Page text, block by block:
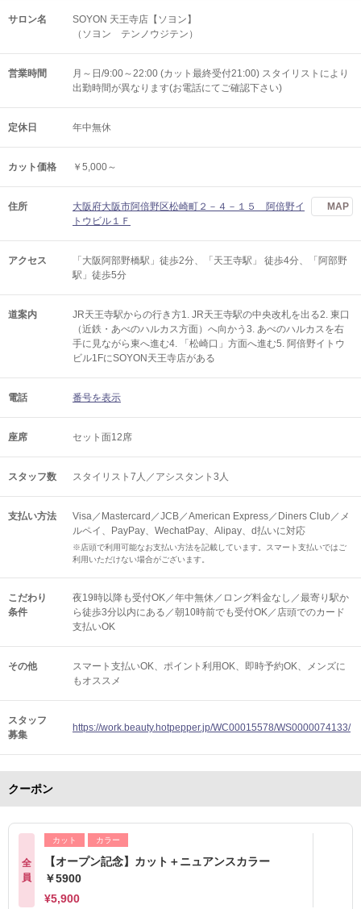
サロン名
SOYON 天王寺店【ソヨン】
（ソヨン テンノウジテン）
営業時間
月～日/9:00～22:00 (カット最終受付21:00) スタイリストにより
出勤時間が異なります(お電話にてご確認下さい)
定休日 年中無休
カット価格 ￥5,000～
住所
大阪府大阪市阿倍野区松崎町２－４－１５ 阿倍野イ
トウビル１Ｆ
MAP
アクセス
「大阪阿部野橋駅」徒歩2分、「天王寺駅」 徒歩4分、「阿部野
駅」徒歩5分
道案内
JR天王寺駅からの行き方1. JR天王寺駅の中央改札を出る2. 東口
（近鉄・あべのハルカス方面）へ向かう3. あべのハルカスを右
手に見ながら東へ進む4. 「松崎口」方面へ進む5. 阿倍野イトウ
ビル1FにSOYON天王寺店がある
電話 番号を表示
座席 セット面12席
スタッフ数 スタイリスト7人／アシスタント3人
支払い方法
Visa／Mastercard／JCB／American Express／Diners Club／メ
ルペイ、PayPay、WechatPay、Alipay、d払いに対応
※店頭で利用可能なお支払い方法を記載しています。スマート支払いではご
利用いただけない場合がございます。
こだわり
条件
夜19時以降も受付OK／年中無休／ロング料金なし／最寄り駅か
ら徒歩3分以内にある／朝10時前でも受付OK／店頭でのカード
支払いOK
その他 スマート支払いOK ポイント利用OK 即時予約OK
メンズに
もオススメ
スタッフ
募集
https://work.beauty.hotpepper.jp/WC00015578/WS0000074133/
クーポン
全
員
カット カラー
【オープン記念】カット＋ニュアンスカラー
￥5900
¥5,900